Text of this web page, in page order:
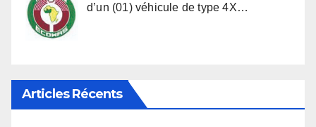
d’un (01) véhicule de type 4X…
Articles Récents